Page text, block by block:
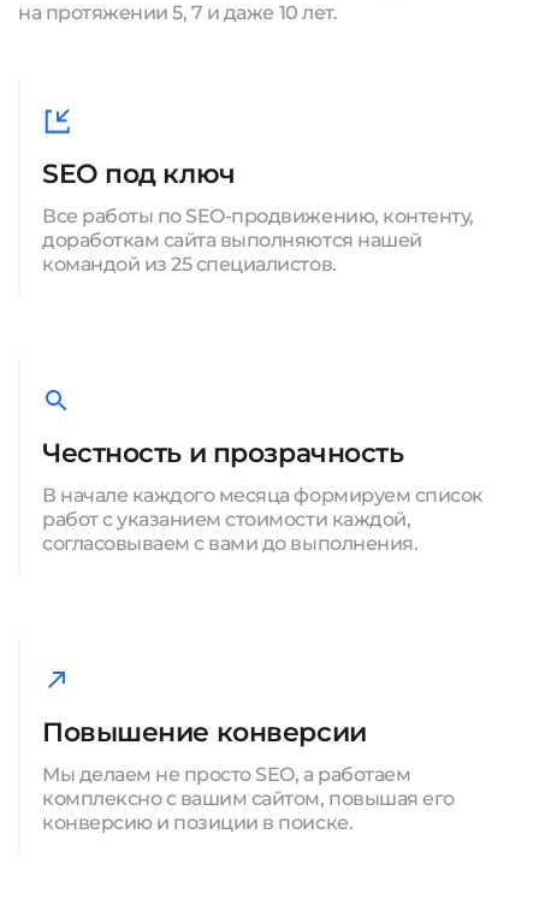
на протяжении 5, 7 и даже 10 лет.
SEO под ключ
Все работы по SEO-продвижению, контенту,
доработкам сайта выполняются нашей
командой из 25 специалистов.
Честность и прозрачность
В начале каждого месяца формируем список
работ с указанием стоимости каждой,
согласовываем с вами до выполнения.
Повышение конверсии
Мы делаем не просто SEO, а работаем
комплексно с вашим сайтом, повышая его
конверсию и позиции в поиске.